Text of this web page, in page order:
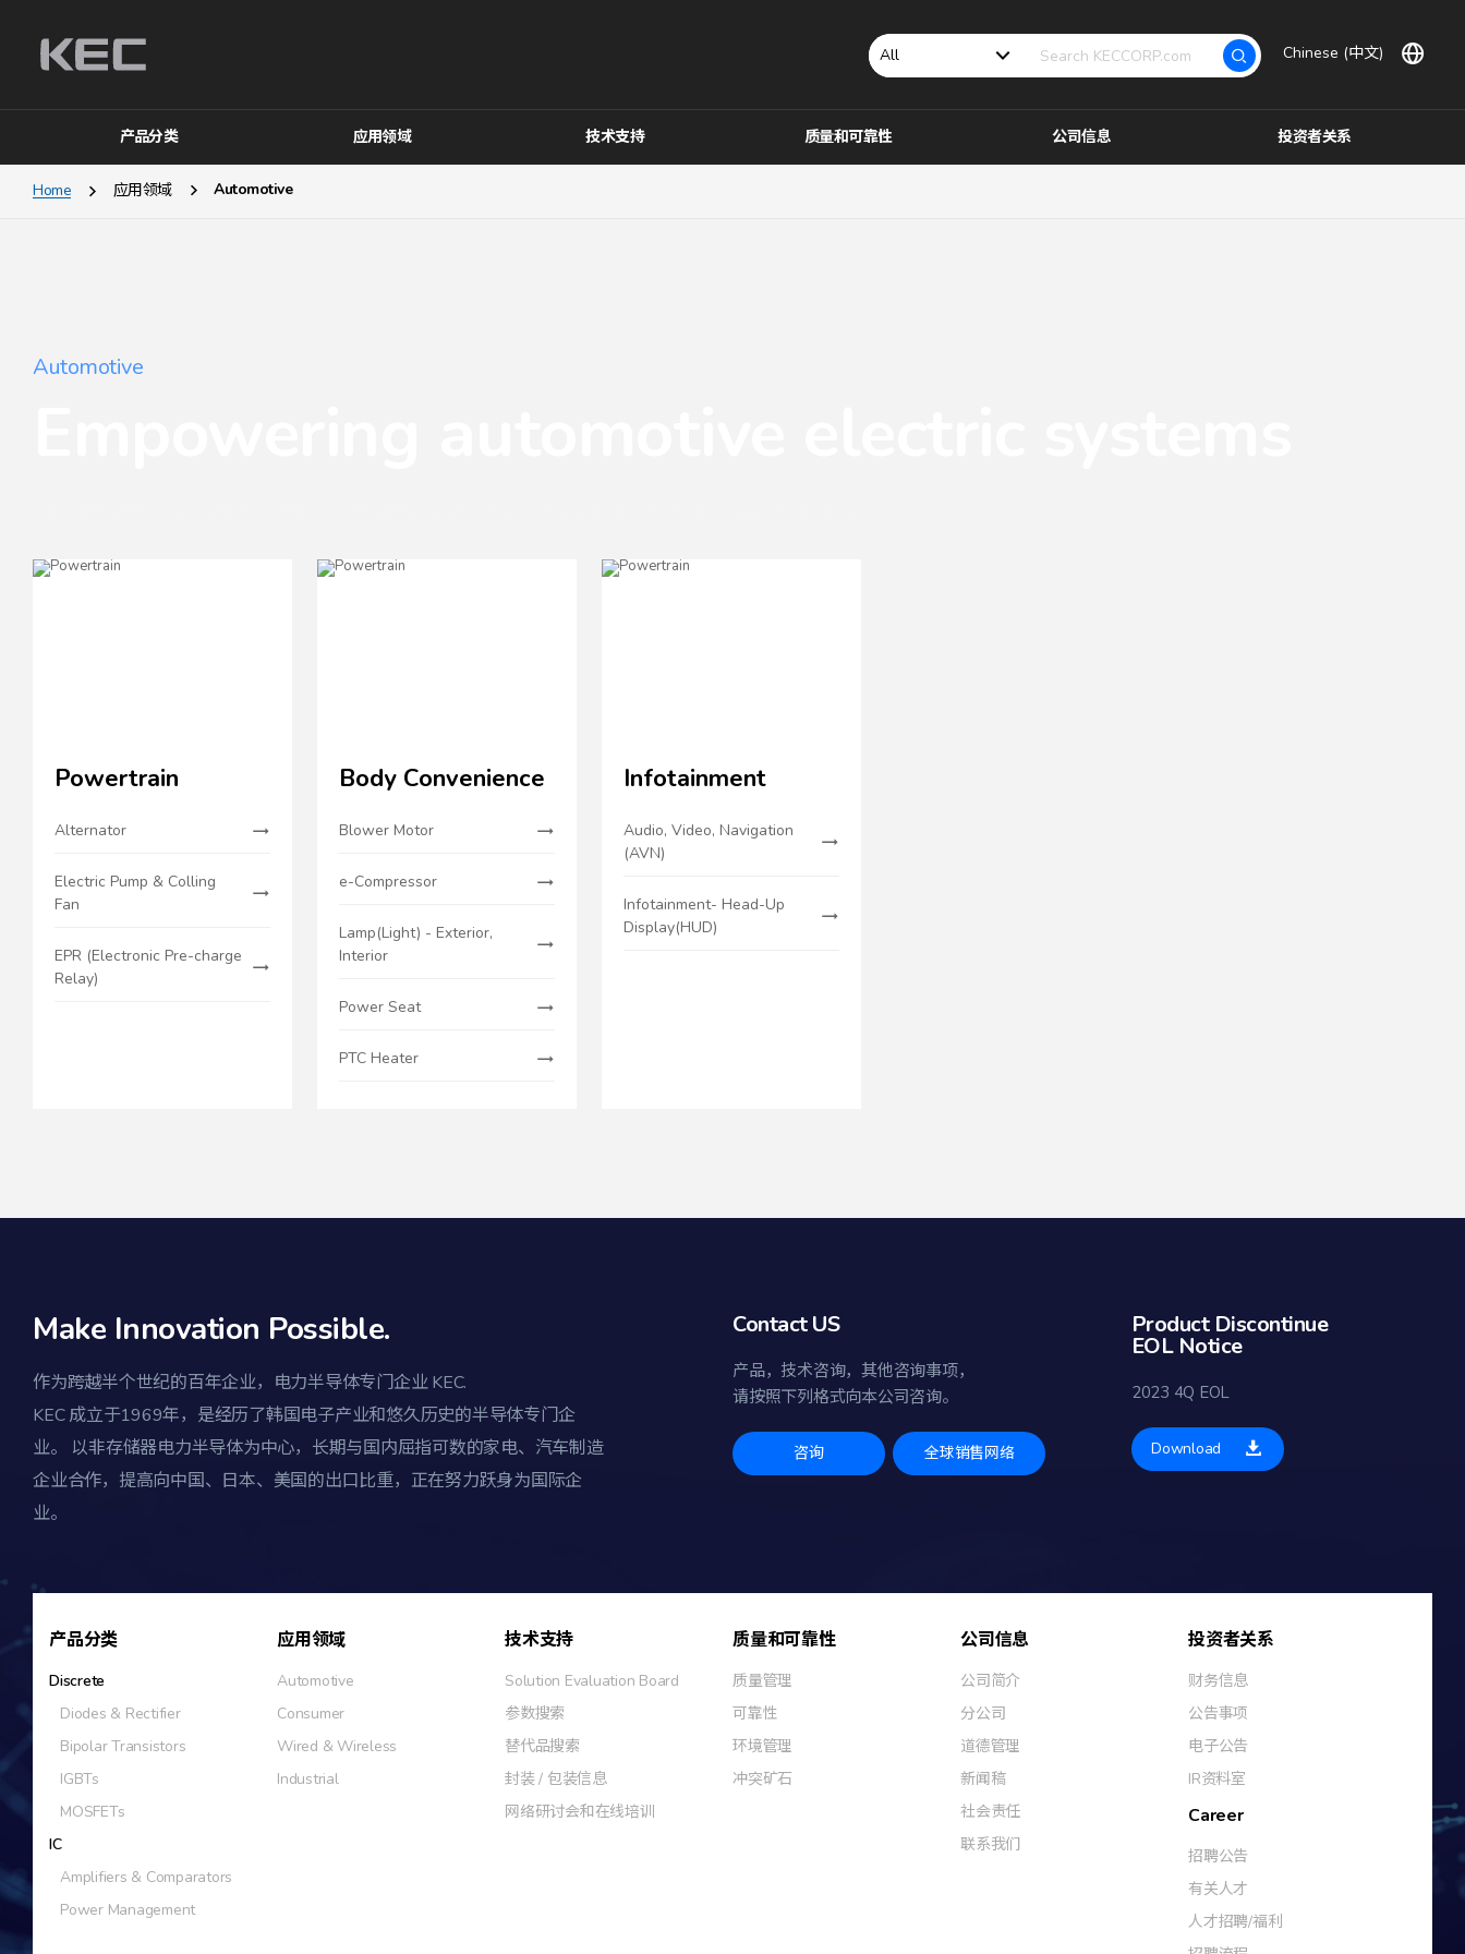
Chinese (中文)
产品分类 应用领域 技术支持 质量和可靠性 公司信息 投资者关系
Home 应用领域 Automotive
Automotive
Powertrain
Alternator
Electric Pump & Colling
Fan
EPR (Electronic Pre-charge
Relay)
Body Convenience
Blower Motor
e-Compressor
Lamp(Light) - Exterior,
Interior
Power Seat
PTC Heater
Infotainment
Audio, Video, Navigation
(AVN)
Infotainment- Head-Up
Display(HUD)
Make Innovation Possible.
作为跨越半个世纪的百年企业，电力半导体专门企业 KEC.
KEC 成立于1969年，是经历了韩国电子产业和悠久历史的半导体专门企
业。 以非存储器电力半导体为中心，长期与国内屈指可数的家电、汽车制造
企业合作，提高向中国、日本、美国的出口比重，正在努力跃身为国际企
业。
Contact US
产品，技术咨询，其他咨询事项，
请按照下列格式向本公司咨询。
咨询 全球销售网络
Product Discontinue
EOL Notice
2023 4Q EOL
Download
产品分类
Discrete
Diodes & Rectifier
Bipolar Transistors
IGBTs
MOSFETs
IC
Amplifiers & Comparators
Power Management
应用领域
Automotive
Consumer
Wired & Wireless
Industrial
技术支持
Solution Evaluation Board
参数搜索
替代品搜索
封装 / 包装信息
网络研讨会和在线培训
质量和可靠性
质量管理
可靠性
环境管理
冲突矿石
公司信息
公司简介
分公司
道德管理
新闻稿
社会责任
联系我们
投资者关系
财务信息
公告事项
电子公告
IR资料室
Career
招聘公告
有关人才
人才招聘/福利